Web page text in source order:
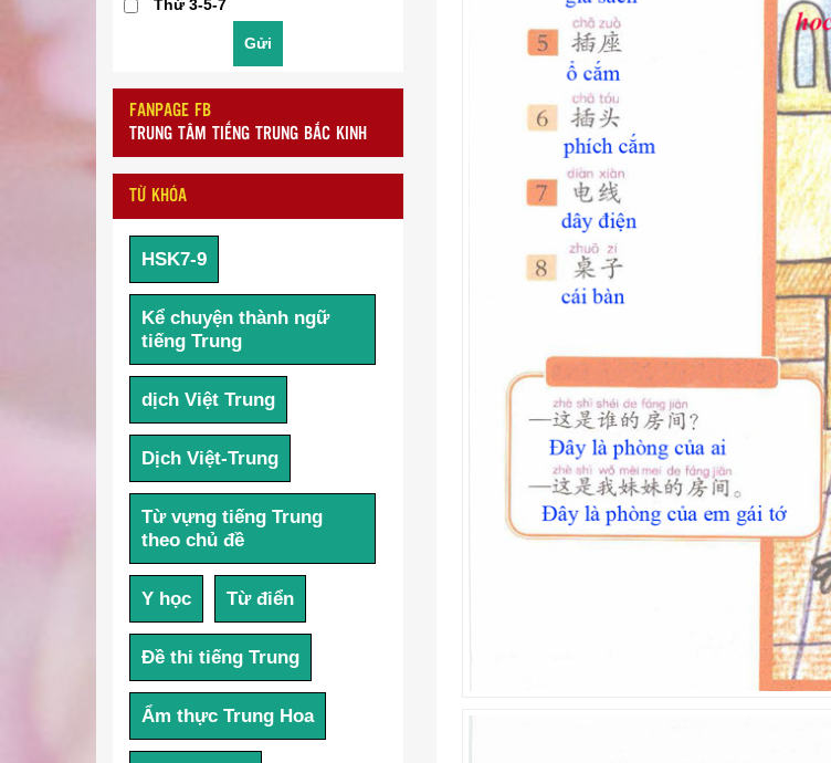
Thứ 3-5-7
FANPAGE FB
TRUNG TÂM TIẾNG TRUNG BẮC KINH
TỪ KHÓA
HSK7-9
Kể chuyện thành ngữ
tiếng Trung
dịch Việt Trung
Dịch Việt-Trung
Từ vựng tiếng Trung
theo chủ đề
Y học Từ điển
Đề thi tiếng Trung
Ẩm thực Trung Hoa